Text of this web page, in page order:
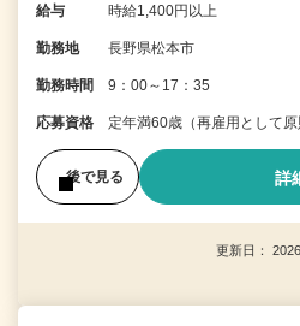
給与 時給1,400円以上
勤務地 長野県松本市
勤務時間 9：00～17：35
応募資格 定年満60歳（再雇用として原
後で見る 詳
更新日：